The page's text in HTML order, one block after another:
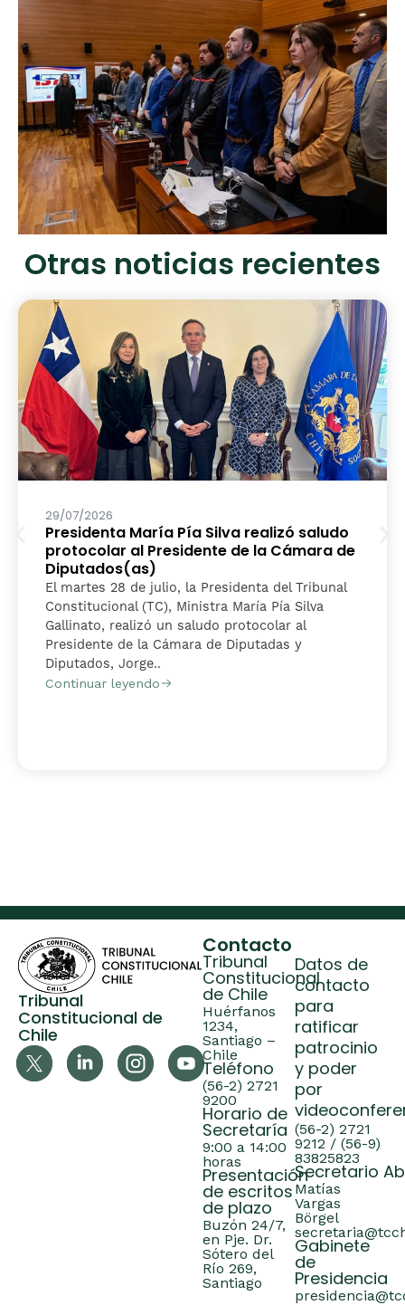
Otras noticias recientes
29/07/2026
Presidenta María Pía Silva realizó saludo
protocolar al Presidente de la Cámara de
Diputados(as)
El martes 28 de julio, la Presidenta del Tribunal
Constitucional (TC), Ministra María Pía Silva
Gallinato, realizó un saludo protocolar al
Presidente de la Cámara de Diputadas y
Diputados, Jorge..
Continuar leyendo
Tribunal
Constitucional de
Chile
Contacto
Tribunal
Constitucional
de Chile
Huérfanos
1234,
Santiago –
Chile
Teléfono
(56-2) 2721
9200
Horario de
Secretaría
9:00 a 14:00
horas
Presentación
de escritos
de plazo
Buzón 24/7,
en Pje. Dr.
Sótero del
Río 269,
Santiago
Datos de
contacto
para
ratificar
patrocinio
y poder
por
(56-2) 2721
9212 / (56-9)
83825823
Secretario
Matías
Vargas
Börgel
Gabinete
de
Presidencia